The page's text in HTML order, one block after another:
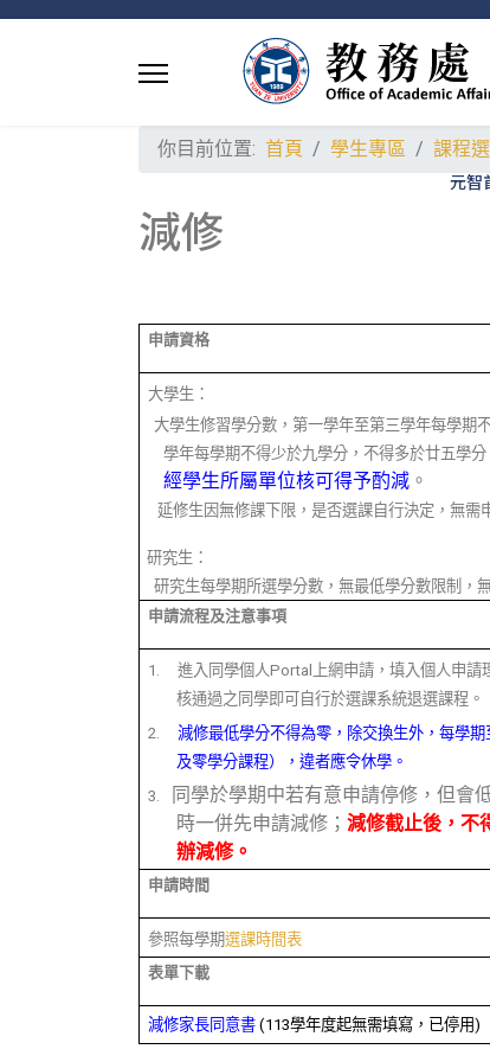
元智
你目前位置: 首頁 學生專區 課程
減修
申請資格
大學生：
大學生修習學分數，第一學年至第三學年每學期
學年每學期不得少於九學分，不得多於廿五學分
經學生所屬單位核可得予酌減 。
延修生因無修課下限，是否選課自行決定，無需
研究生：
研究生每學期所選學分數，無最低學分數限制，
申請流程及注意事項
1.
進入同學個人Portal上網申請，填入個人申
核通過之同學即可自行於選課系統退選課程。
2.
減修最低學分不得為零，除交換生外，每學
及零學分課程），違者應令休學。
3.
同學於學期中若有意申請停修，但會
時一併先申請減修；減修截止後，不
辦減修。
申請時間
參照每學期選課時間表
表單下載
減修家長同意書(113學年度起無需填寫，已停用)